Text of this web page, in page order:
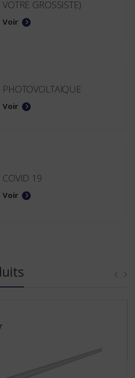
VOTRE GROSSISTE)
Voir
PHOTOVOLTAÏQUE
Voir
COVID 19
Voir